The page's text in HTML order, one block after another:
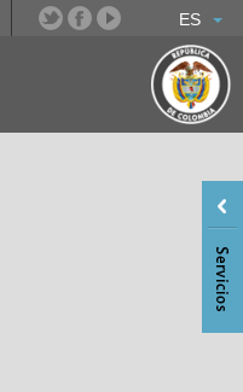
ES